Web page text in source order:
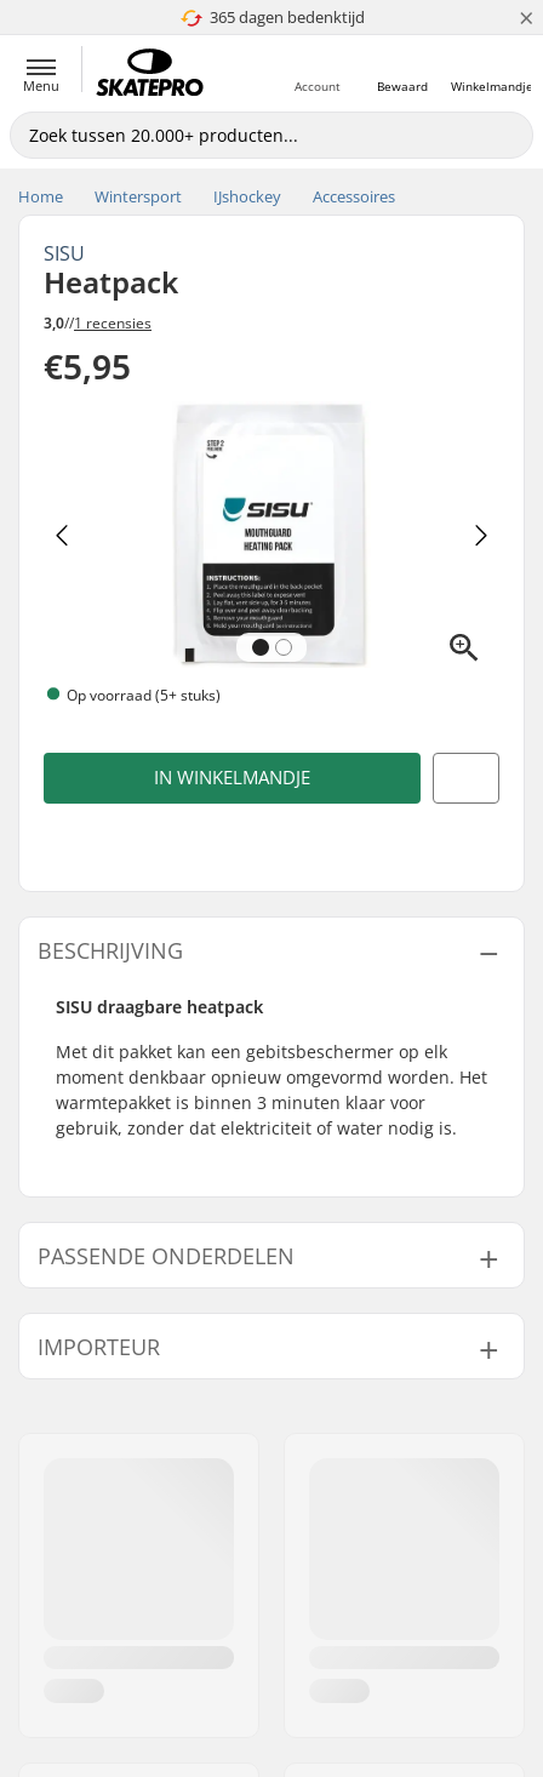
365 dagen bedenktijd
4.8 van 5 ×
Menu Winkelmandje
Bewaard
Account
Home Wintersport IJshockey Accessoires
SISU
Heatpack
3,0//1 recensies
€5,95
Op voorraad (5+ stuks)
IN WINKELMANDJE
BESCHRIJVING
SISU draagbare heatpack
Met dit pakket kan een gebitsbeschermer op elk
moment denkbaar opnieuw omgevormd worden. Het
warmtepakket is binnen 3 minuten klaar voor
gebruik, zonder dat elektriciteit of water nodig is.
PASSENDE ONDERDELEN
Vind producten die samen gaan met Sisu Heatpack:
IMPORTEUR